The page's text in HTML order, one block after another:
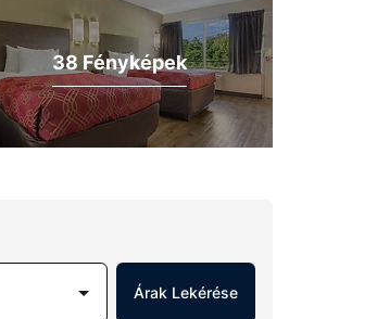
38 Fényképek
Árak Lekérése